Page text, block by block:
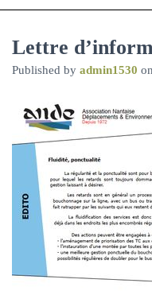
Lettre
Published by admin1530 on